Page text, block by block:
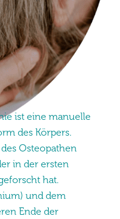
ist eine manuelle
des Körpers.
Osteopathen
in der ersten
hat.
und dem
Ende der